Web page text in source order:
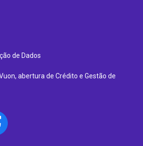
de Dados
abertura de Crédito e Gestão de